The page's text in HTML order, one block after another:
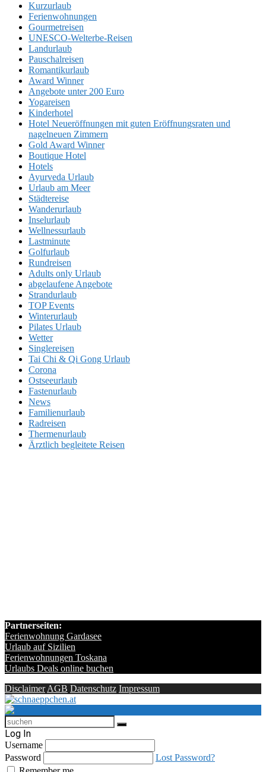
Kurzurlaub
Ferienwohnungen
Gourmetreisen
UNESCO-Welterbe-Reisen
Landurlaub
Pauschalreisen
Romantikurlaub
Award Winner
Angebote unter 200 Euro
Yogareisen
Kinderhotel
Hotel Neueröffnungen mit guten Eröffnungsraten und
nagelneuen Zimmern
Gold Award Winner
Boutique Hotel
Hotels
Ayurveda Urlaub
Urlaub am Meer
Städtereise
Wanderurlaub
Inselurlaub
Wellnessurlaub
Lastminute
Golfurlaub
Rundreisen
Adults only Urlaub
abgelaufene Angebote
Strandurlaub
TOP Events
Winterurlaub
Pilates Urlaub
Wetter
Singlereisen
Tai Chi & Qi Gong Urlaub
Corona
Ostseeurlaub
Fastenurlaub
News
Familienurlaub
Radreisen
Thermenurlaub
Ärztlich begleitete Reisen
Partnerseiten:
Ferienwohnung Gardasee
Urlaub auf Sizilien
Ferienwohnungen Toskana
Urlaubs Deals online buchen
Disclaimer AGB Datenschutz Impressum
Log In
Username
Password
Lost Password?